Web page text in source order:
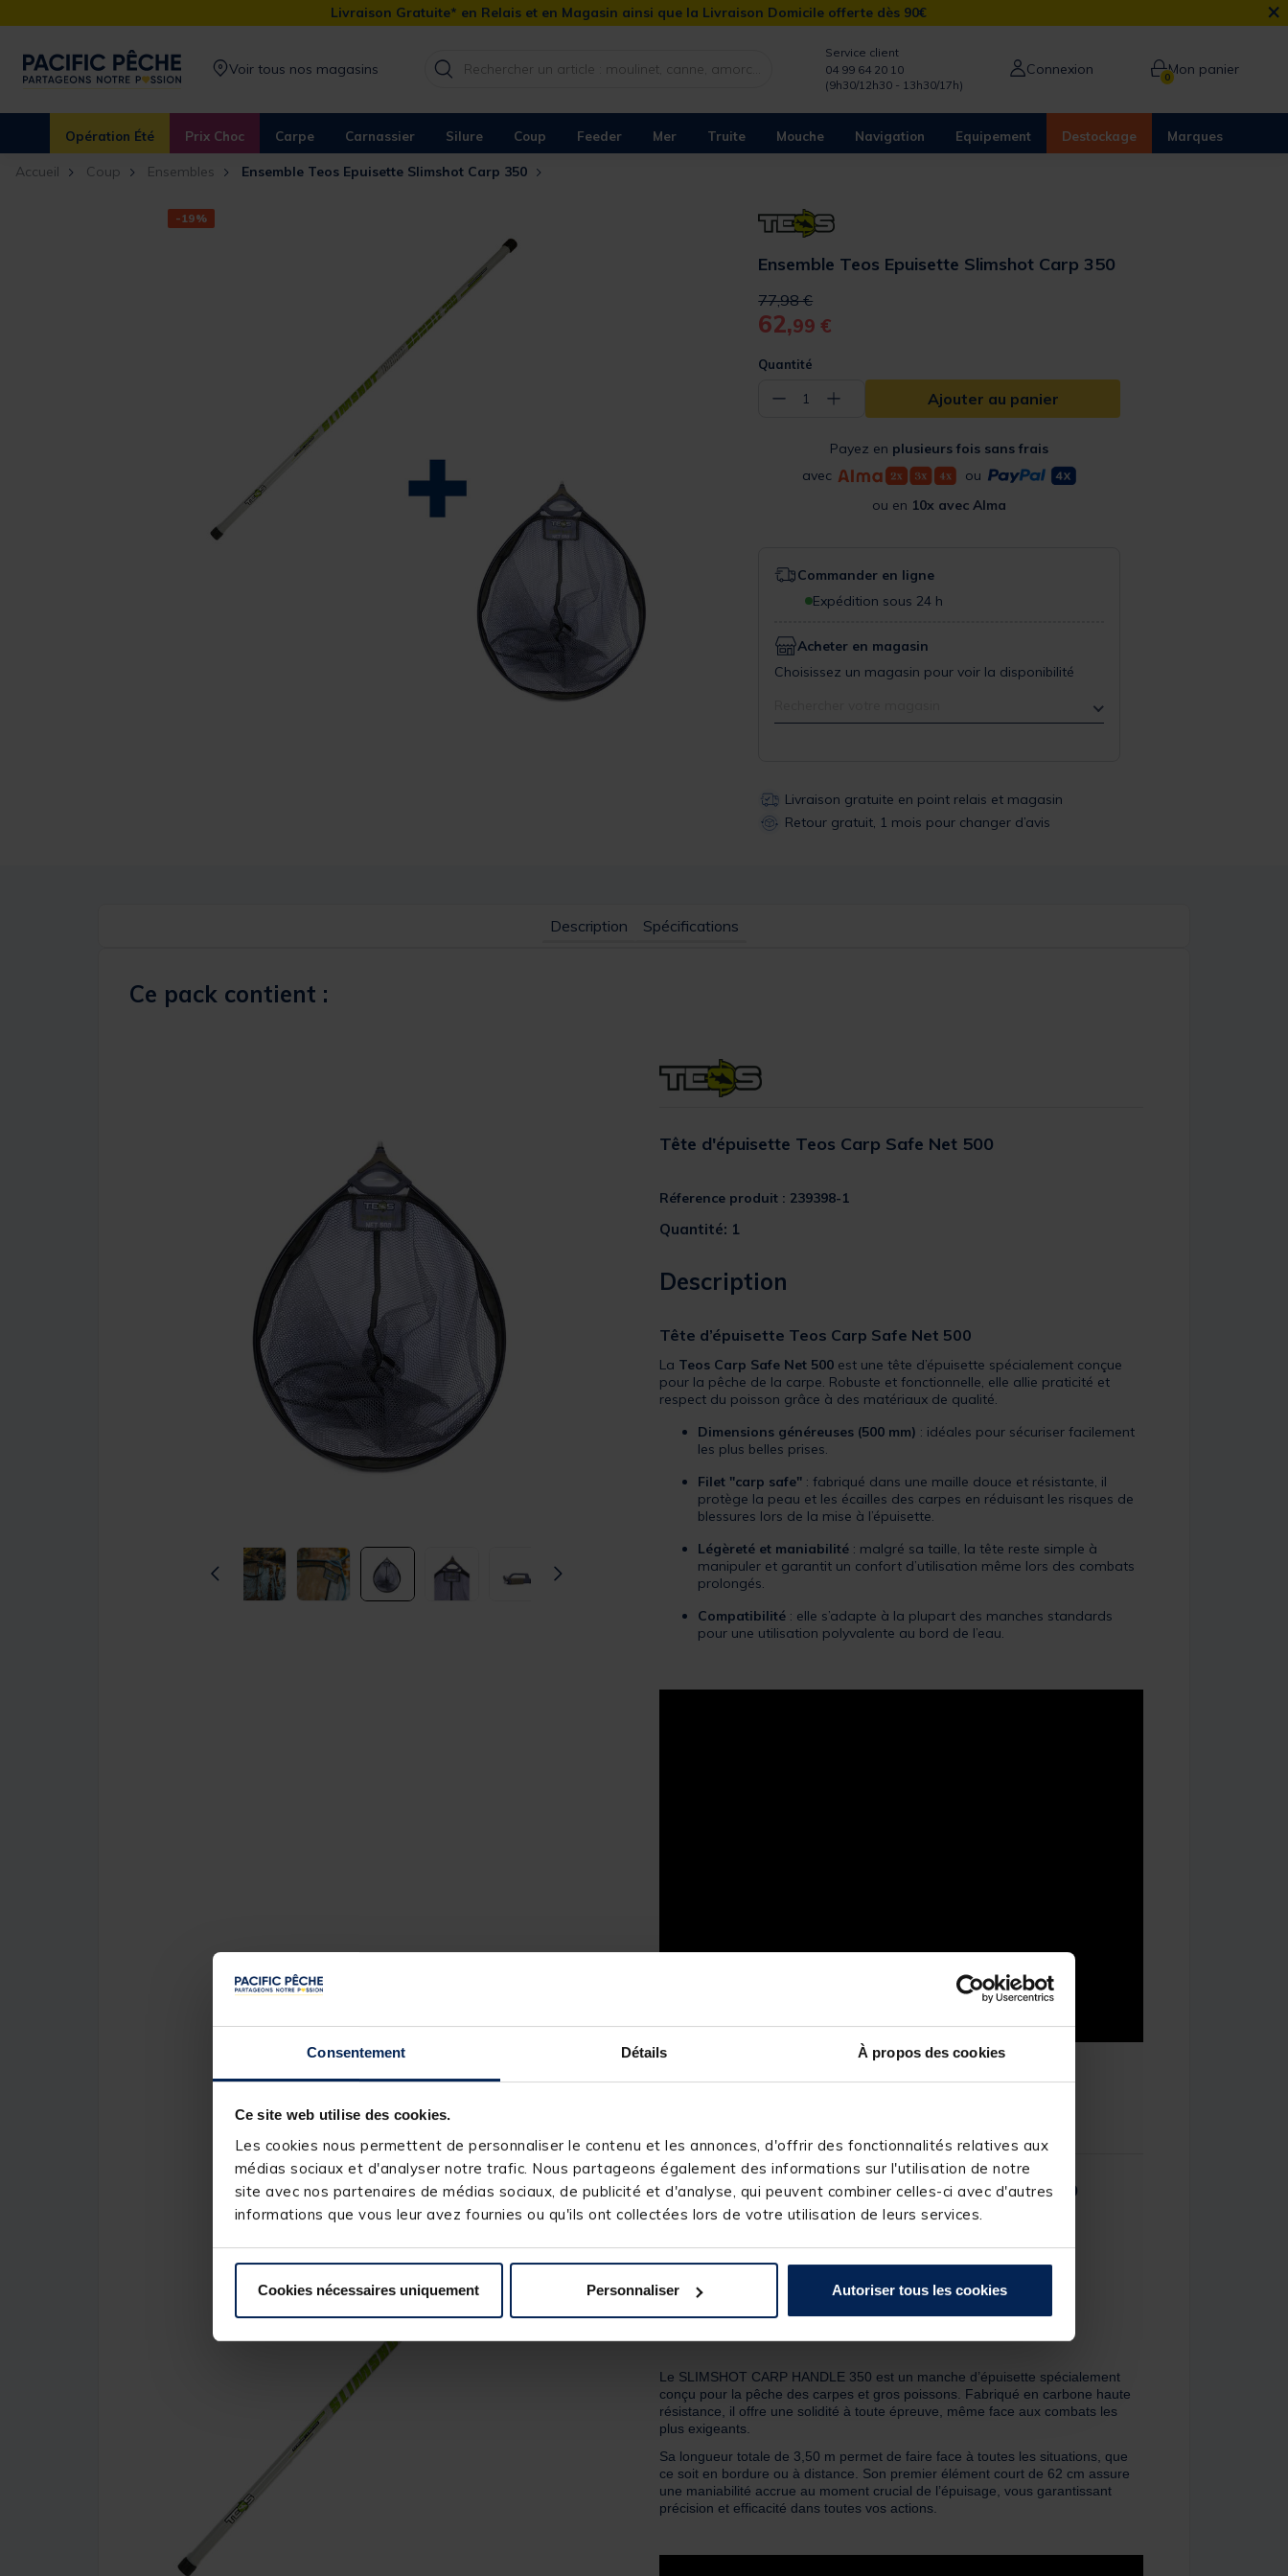
Consentement Détails À propos des cookies
Ce site web utilise des cookies.
Les cookies nous permettent de personnaliser le contenu et les annonces, d'offrir des fonctionnalités relatives aux
médias sociaux et d'analyser notre trafic. Nous partageons également des informations sur l'utilisation de notre
site avec nos partenaires de médias sociaux, de publicité et d'analyse, qui peuvent combiner celles-ci avec d'autres
informations que vous leur avez fournies ou qu'ils ont collectées lors de votre utilisation de leurs services.
Cookies nécessaires uniquement Personnaliser Autoriser tous les cookies
Livraison Gratuite* en Relais et en Magasin ainsi que la Livraison Domicile offerte dès 90€ ×
Voir tous nos magasins
Service client
04 99 64 20 10
(9h30/12h30 - 13h30/17h)
Connexion 0Mon panier
Opération Été Prix Choc Carpe Carnassier Silure Coup Feeder Mer Truite Mouche Navigation Equipement Destockage Marques
Accueil Coup Ensembles Ensemble Teos Epuisette Slimshot Carp 350
-19%
Ensemble Teos Epuisette Slimshot Carp 350
Price reduced from
77,98 €to
62,99 €
Quantité
− 1 + Ajouter au panier
Payez en plusieurs fois sans frais
avec
ou
ou en 10x avec Alma
Commander en ligne
Expédition sous 24 h
Acheter en magasin
Choisissez un magasin pour voir la disponibilité
Livraison gratuite en point relais et magasin
Retour gratuit, 1 mois pour changer d’avis
Description Spécifications
Ce pack contient :
Tête d'épuisette Teos Carp Safe Net 500
Réference produit : 239398-1
Quantité: 1
Description
Tête d’épuisette Teos Carp Safe Net 500
La Teos Carp Safe Net 500 est une tête d’épuisette spécialement conçue
pour la pêche de la carpe. Robuste et fonctionnelle, elle allie praticité et
respect du poisson grâce à des matériaux de qualité.
Dimensions généreuses (500 mm) : idéales pour sécuriser facilement
les plus belles prises.
Filet "carp safe" : fabriqué dans une maille douce et résistante, il
protège la peau et les écailles des carpes en réduisant les risques de
blessures lors de la mise à l’épuisette.
Légèreté et maniabilité : malgré sa taille, la tête reste simple à
manipuler et garantit un confort d’utilisation même lors des combats
prolongés.
Compatibilité : elle s’adapte à la plupart des manches standards
pour une utilisation polyvalente au bord de l’eau.
Manche d'épuisette Teos Slimshot Carp Handle 350
Réference produit : 239370-1
Description
Le SLIMSHOT CARP HANDLE 350 est un manche d’épuisette spécialement
conçu pour la pêche des carpes et gros poissons. Fabriqué en carbone haute
résistance, il offre une solidité à toute épreuve, même face aux combats les
plus exigeants.
Sa longueur totale de 3,50 m permet de faire face à toutes les situations, que
ce soit en bordure ou à distance. Son premier élément court de 62 cm assure
une maniabilité accrue au moment crucial de l’épuisage, vous garantissant
précision et efficacité dans toutes vos actions.